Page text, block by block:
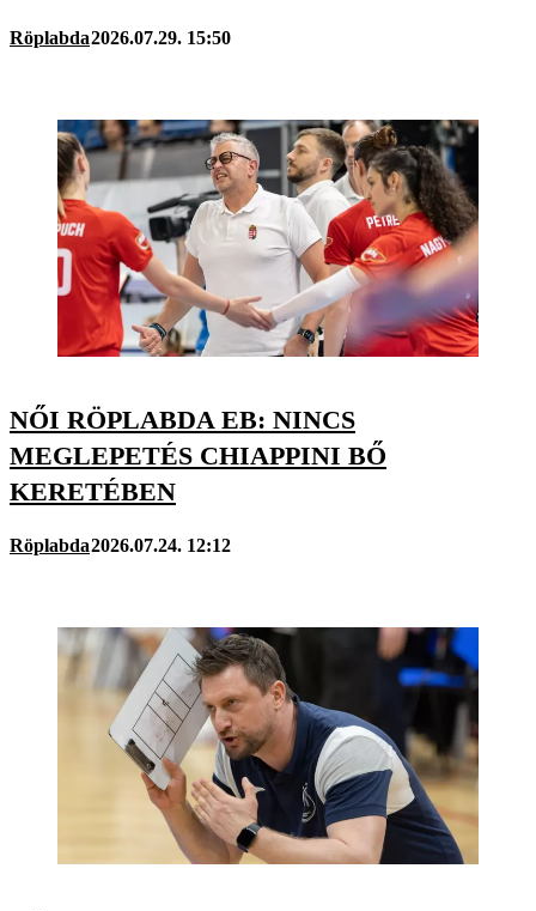
Röplabda2026.07.29. 15:50
NŐI RÖPLABDA EB: NINCS
MEGLEPETÉS CHIAPPINI BŐ
KERETÉBEN
Röplabda2026.07.24. 12:12